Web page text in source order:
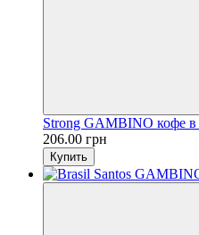
Strong GAMBINO кофе в
206.00 грн
Купить